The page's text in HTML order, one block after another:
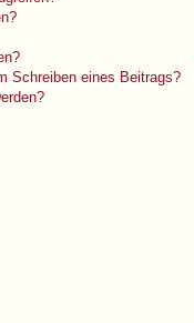
Schreiben eines Beitrags?